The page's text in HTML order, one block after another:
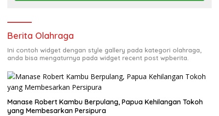
Berita Olahraga
Ini contoh widget dengan style gallery pada kategori olahraga,
anda bisa mengaturnya pada widget recent post wpberita.
Manase Robert Kambu Berpulang, Papua Kehilangan Tokoh
yang Membesarkan Persipura